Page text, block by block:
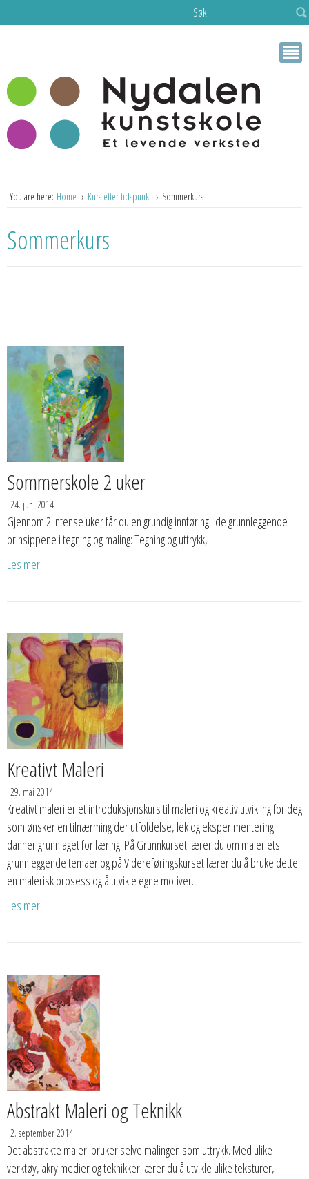
Søk
You are here: Home Kurs etter tidspunkt Sommerkurs
Sommerkurs
Sommerskole 2 uker
24. juni 2014
Gjennom 2 intense uker får du en grundig innføring i de grunnleggende
prinsippene i tegning og maling: Tegning og uttrykk,
Les mer
Kreativt Maleri
29. mai 2014
Kreativt maleri er et introduksjonskurs til maleri og kreativ utvikling for deg
som ønsker en tilnærming der utfoldelse, lek og eksperimentering
danner grunnlaget for læring. På Grunnkurset lærer du om maleriets
grunnleggende temaer og på Videreføringskurset lærer du å bruke dette i
en malerisk prosess og å utvikle egne motiver.
Les mer
Abstrakt Maleri og Teknikk
2. september 2014
Det abstrakte maleri bruker selve malingen som uttrykk. Med ulike
verktøy, akrylmedier og teknikker lærer du å utvikle ulike teksturer,